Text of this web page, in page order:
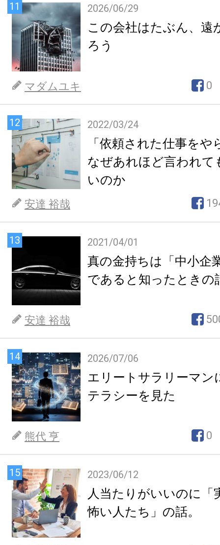
11 2026/06/29
この会社はたぶん、遠
ろう
マダムユキ 0
12 2022/03/24
「依頼された仕事を
なぜあれほど言われて
いのか
安達 裕哉
13 2021/04/01
真の金持ちは「中小企
であると知ったときの
安達 裕哉
14 2026/07/06
エリートサラリーマン
テラシーを見た
熊代 亨 0
15 2023/06/12
人当たりがいいのに「
怖い人たち」の話。